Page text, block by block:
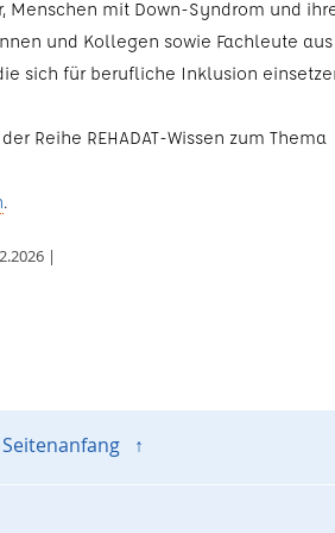
Menschen mit Down-Syndrom und
und Kollegen sowie Fachleute aus
sich für berufliche Inklusion
Reihe REHADAT-Wissen zum Thema
.
|
↑